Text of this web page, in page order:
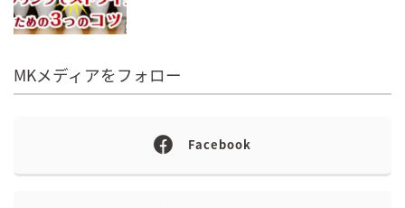
MKメディアをフォロー
Facebook